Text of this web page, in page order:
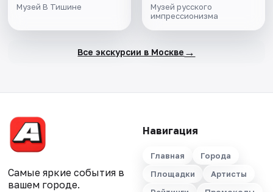
Музей В Тишине
Музей русского
импрессионизма
Все экскурсии в Москве →
Самые яркие события в
вашем городе.
Навигация
Главная
Города
Площадки
Артисты